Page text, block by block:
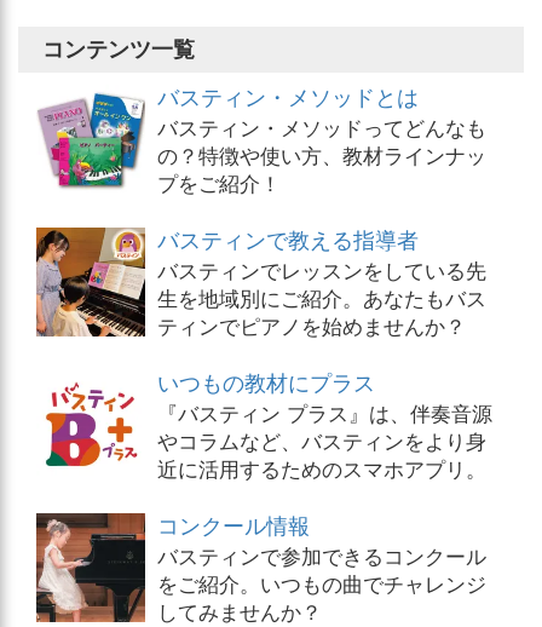
コンテンツ一覧
バスティン・メソッドとは
バスティン・メソッドってどんなも
の？特徴や使い方、教材ラインナッ
プをご紹介！
バスティンで教える指導者
バスティンでレッスンをしている先
生を地域別にご紹介。あなたもバス
ティンでピアノを始めませんか？
いつもの教材にプラス
『バスティン プラス』は、伴奏音源
やコラムなど、バスティンをより身
近に活用するためのスマホアプリ。
コンクール情報
バスティンで参加できるコンクール
をご紹介。いつもの曲でチャレンジ
してみませんか？